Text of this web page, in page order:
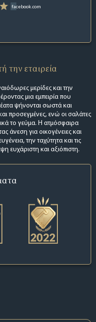
facebook.com
την εταιρεία
μερίδες και την
μια εμπειρία που
ψήνονται σωστά και
προσεγμένες, ενώ οι σαλάτες
το γεύμα. Η ατμόσφαιρα
άνεση για οικογένειες και
την ταχύτητα και τις
ευχάριστη και αξιόπιστη.